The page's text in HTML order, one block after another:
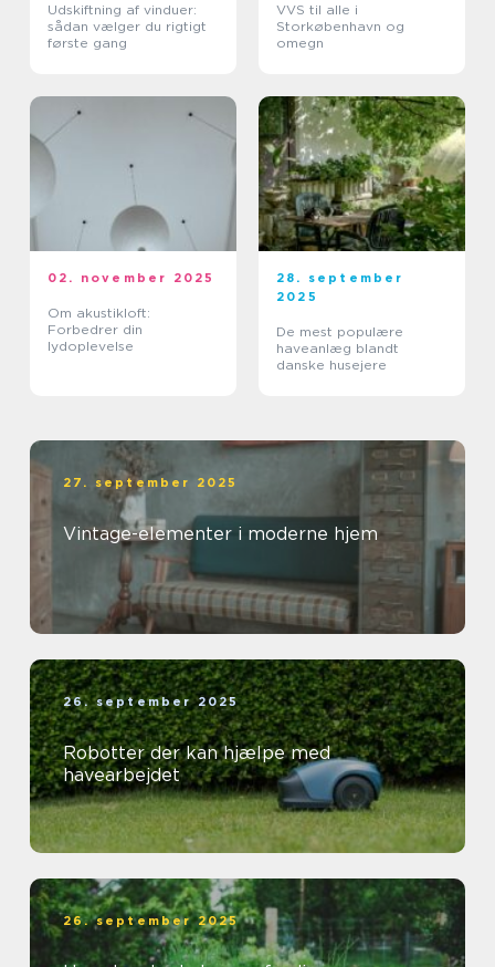
Udskiftning af vinduer:
sådan vælger du rigtigt
første gang
VVS til alle i
Storkøbenhavn og
omegn
02. november 2025
Om akustikloft:
Forbedrer din
lydoplevelse
28. september
2025
De mest populære
haveanlæg blandt
danske husejere
27. september 2025
Vintage-elementer i moderne hjem
26. september 2025
Robotter der kan hjælpe med
havearbejdet
26. september 2025